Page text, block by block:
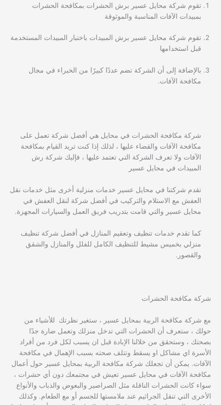
تقوم شركة محايل عسير برش الحشرات بمكافحة الحشرات
بمبيدات الآفات المناسبة والموثوقة
تقوم شركة محايل عسير برش المبيدات باختبار المبيدات المستخدمة
قبل استخدامها
بالإضافة إلى أن الشركة تضم عددًا كبيرًا من الخبراء في مجال
مكافحة الآفات.
شركة مكافحة الحشرات في محايل هي أفضل شركة تعمل على
مكافحة الآفات والقضاء عليها ، لذلك إذا كنت تريد القيام بمكافحة
الآفات ولا تعرف الشركة التي تعتمد عليها ، فإليك شركة رش
المبيدات في محايل عسير
تقدم شركتنا في محايل عسير خدمات منزلية أخرى مثل خدمات نقل
العفش مع الاستلام والتركيب في أفضل شركة لنقل العفش في
محايل عسير والتي قامت بتدريب فريق العمل والسيارات المجهزة.
كما تقدم خدمات تنظيف وتعقيم المنازل في أفضل شركة تنظيف
منزلي بخميس مشيط للتنظيف الكامل للفلل والمنازل والشقق
والقصور.
شركة مكافحة الحشرات
مع شركة مكافحة الربية بمحايل عسير ، ستغير نظرتك للأشياء من
حولك ، ستعرف أن الحشرات التي تدخل منزلك وتعمل ضارة جدًا
بصحتك ، وستحقق من خلالنا الإبادة قبل ان يسبب لكل فرد من أفراد
الأسرة اي مشاكل او يسقط وتتلف صحته بسبب الإهمال في مكافحة
الآفات. يمكن أن تجعلك شركة مكافحة الربية بمحايل عسير حول أعمال
مكافحة الآفات في محايل عسير تعيش في مجتمعك دون أي حشرات ،
سواء كانت الحشرات الناقلة مثل الصراصير والبعوض والذباب والأنواع
الأخرى التي تنقل الجراثيم عند ملامستها للجسم أو مع الطعام. وكذلك